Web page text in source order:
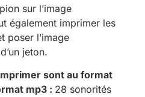
sur l’image
également imprimer les
poser l’image
jeton.
sont au format
mp3 : 28 sonorités